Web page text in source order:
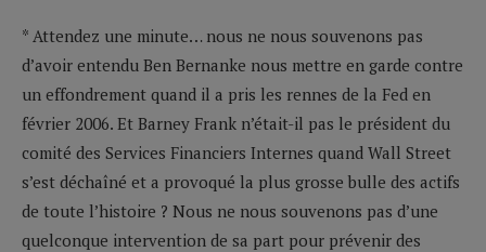
* Attendez une minute… nous ne nous souvenons pas
d’avoir entendu Ben Bernanke nous mettre en garde contre
un effondrement quand il a pris les rennes de la Fed en
février 2006. Et Barney Frank n’était-il pas le président du
comité des Services Financiers Internes quand Wall Street
s’est déchaîné et a provoqué la plus grosse bulle des actifs
de toute l’histoire ? Nous ne nous souvenons pas d’une
quelconque intervention de sa part pour prévenir des